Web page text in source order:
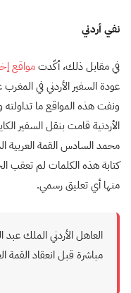
نفي أردني
في مقابل ذلك، أكّدتمواقع
عودة السفير الأردني في
ونفت هذه المواقع ما تداولته
الأردنية قامت بنقل السفير
محمد السادس القمة العربية
كتابة هذه الكلمات لم تعقب
منها أي تعليق رسمي.
العاهل الأردني الملك عبد
مباشرة قبل انعقاد القمة